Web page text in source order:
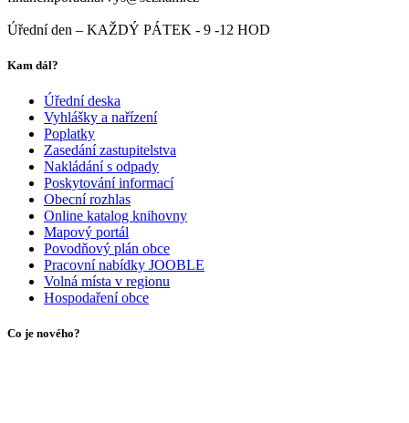
Úřední den – KAŽDÝ PÁTEK - 9 -12 HOD
Kam dál?
Úřední deska
Vyhlášky a nařízení
Poplatky
Zasedání zastupitelstva
Nakládání s odpady
Poskytování informací
Obecní rozhlas
Online katalog knihovny
Mapový portál
Povodňový plán obce
Pracovní nabídky JOOBLE
Volná místa v regionu
Hospodaření obce
Co je nového?